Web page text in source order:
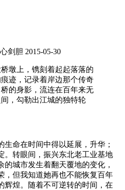
剑胆 2015-05-30
墩上，镌刻着起起落落的
迹，记录着岸边那个传奇
的身影，流连在百年来无
，勾勒出江城的独特轮
生命在时间中得以延展，升华；
。转眼间，振兴东北老工业基地
的城市发生着翻天覆地的变化，
，但我知道她再也不能恢复百年
辉煌。随着不可逆转的时间，在